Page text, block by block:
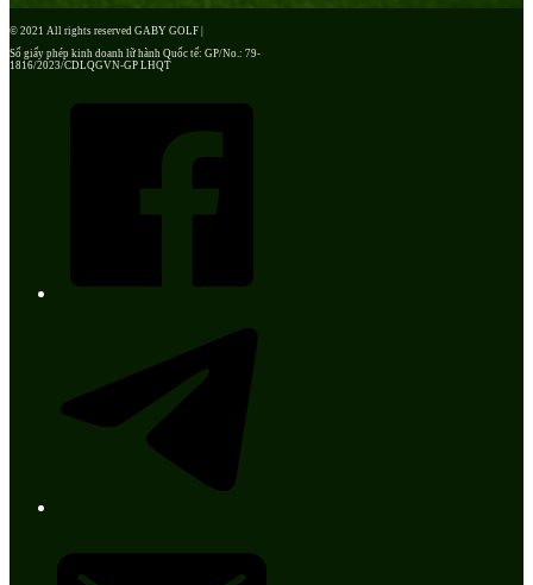
© 2021 All rights reserved GABY GOLF |
Số giấy phép kinh doanh lữ hành Quốc tế: GP/No.: 79-
1816/2023/CDLQGVN-GP LHQT